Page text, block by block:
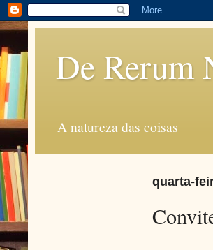
De Rerum
A natureza das coisas
quarta-